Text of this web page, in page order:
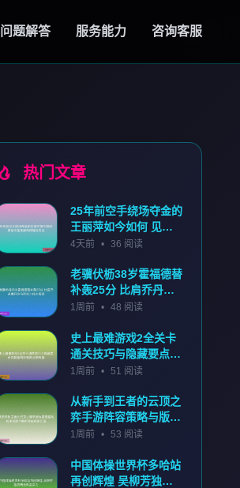
问题解答 服务能力 咨询客服
热门文章
25年前空手绕场夺金的
王丽萍如今如何 见证
中国体操的辉煌与变迁
4天前 • 36 阅读
老骥伏枥38岁霍福德替
补轰25分 比肩乔丹雷
阿伦马努克六伟大表现
1周前 • 48 阅读
史上最难游戏2全关卡
通关技巧与隐藏要点详
解指南冲刺高分策略版
1周前 • 51 阅读
从新手到王者的云顶之
弈手游阵容策略与版本
思路全解析实战指南汇
1周前 • 53 阅读
中国体操世界杯多哈站
再创辉煌 吴柳芳独揽